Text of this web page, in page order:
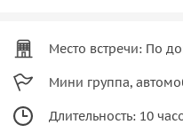
Место встречи: По
Мини группа,
Длительность: 10